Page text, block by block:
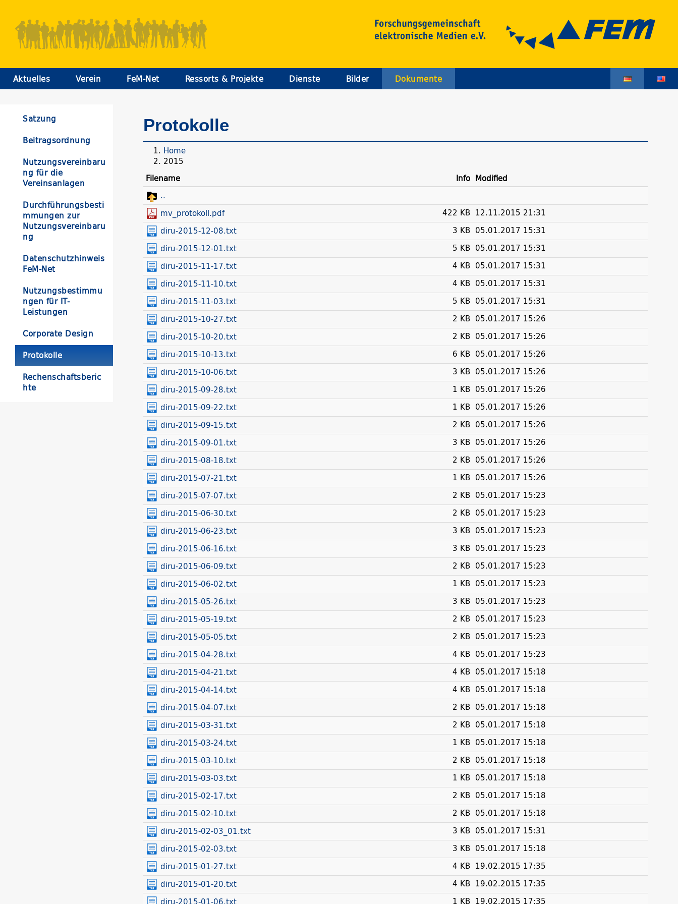
Aktuelles Verein FeM-Net Ressorts & Projekte Dienste Bilder Dokumente
Satzung
Beitragsordnung
Nutzungsvereinbaru
ng für die
Vereinsanlagen
Durchführungsbesti
mmungen zur
Nutzungsvereinbaru
ng
Datenschutzhinweis
FeM-Net
Nutzungsbestimmu
ngen für IT-
Leistungen
Corporate Design
Protokolle
Rechenschaftsberic
hte
Protokolle
Home
2015
Filename
Info Modified
..
mv_protokoll.pdf
422 KB 12.11.2015 21:31
diru-2015-12-08.txt
3 KB 05.01.2017 15:31
diru-2015-12-01.txt
5 KB 05.01.2017 15:31
diru-2015-11-17.txt
4 KB 05.01.2017 15:31
diru-2015-11-10.txt
4 KB 05.01.2017 15:31
diru-2015-11-03.txt
5 KB 05.01.2017 15:31
diru-2015-10-27.txt
2 KB 05.01.2017 15:26
diru-2015-10-20.txt
2 KB 05.01.2017 15:26
diru-2015-10-13.txt
6 KB 05.01.2017 15:26
diru-2015-10-06.txt
3 KB 05.01.2017 15:26
diru-2015-09-28.txt
1 KB 05.01.2017 15:26
diru-2015-09-22.txt
1 KB 05.01.2017 15:26
diru-2015-09-15.txt
2 KB 05.01.2017 15:26
diru-2015-09-01.txt
3 KB 05.01.2017 15:26
diru-2015-08-18.txt
2 KB 05.01.2017 15:26
diru-2015-07-21.txt
1 KB 05.01.2017 15:26
diru-2015-07-07.txt
2 KB 05.01.2017 15:23
diru-2015-06-30.txt
2 KB 05.01.2017 15:23
diru-2015-06-23.txt
3 KB 05.01.2017 15:23
diru-2015-06-16.txt
3 KB 05.01.2017 15:23
diru-2015-06-09.txt
2 KB 05.01.2017 15:23
diru-2015-06-02.txt
1 KB 05.01.2017 15:23
diru-2015-05-26.txt
3 KB 05.01.2017 15:23
diru-2015-05-19.txt
2 KB 05.01.2017 15:23
diru-2015-05-05.txt
2 KB 05.01.2017 15:23
diru-2015-04-28.txt
4 KB 05.01.2017 15:23
diru-2015-04-21.txt
4 KB 05.01.2017 15:18
diru-2015-04-14.txt
4 KB 05.01.2017 15:18
diru-2015-04-07.txt
2 KB 05.01.2017 15:18
diru-2015-03-31.txt
2 KB 05.01.2017 15:18
diru-2015-03-24.txt
1 KB 05.01.2017 15:18
diru-2015-03-10.txt
2 KB 05.01.2017 15:18
diru-2015-03-03.txt
1 KB 05.01.2017 15:18
diru-2015-02-17.txt
2 KB 05.01.2017 15:18
diru-2015-02-10.txt
2 KB 05.01.2017 15:18
diru-2015-02-03_01.txt
3 KB 05.01.2017 15:31
diru-2015-02-03.txt
3 KB 05.01.2017 15:18
diru-2015-01-27.txt
4 KB 19.02.2015 17:35
diru-2015-01-20.txt
4 KB 19.02.2015 17:35
diru-2015-01-06.txt
1 KB 19.02.2015 17:35